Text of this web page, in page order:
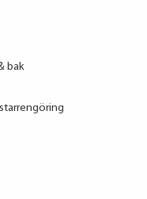
bak